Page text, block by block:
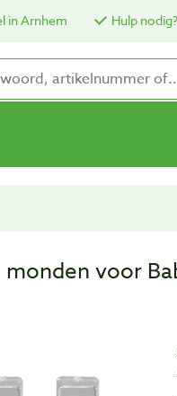
in Arnhem Hulp
monden voor